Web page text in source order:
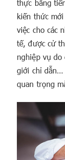
thực bằng
kiến thức
việc cho các
tế, được cử
nghiệp vụ do
giới chỉ dẫn…
quan trọng